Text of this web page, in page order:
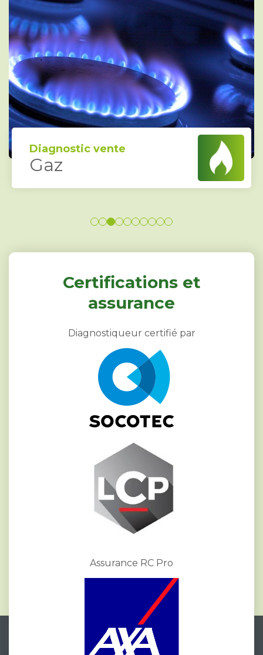
Diagnostic vente
Gaz
Certifications et
assurance
Diagnostiqueur certifié par
Assurance RC Pro